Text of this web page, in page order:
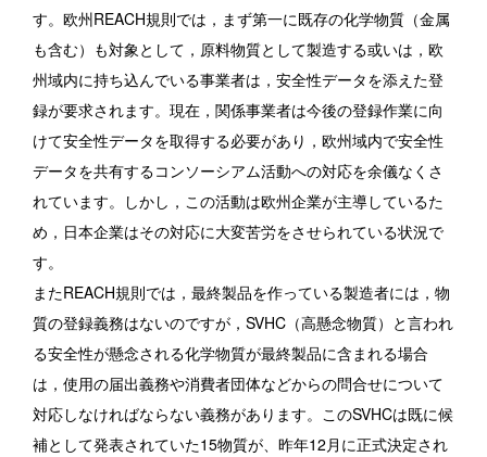
す。欧州REACH規則では，まず第一に既存の化学物質（金属
も含む）も対象として，原料物質として製造する或いは，欧
州域内に持ち込んでいる事業者は，安全性データを添えた登
録が要求されます。現在，関係事業者は今後の登録作業に向
けて安全性データを取得する必要があり，欧州域内で安全性
データを共有するコンソーシアム活動への対応を余儀なくさ
れています。しかし，この活動は欧州企業が主導しているた
め，日本企業はその対応に大変苦労をさせられている状況で
す。
またREACH規則では，最終製品を作っている製造者には，物
質の登録義務はないのですが，SVHC（高懸念物質）と言われ
る安全性が懸念される化学物質が最終製品に含まれる場合
は，使用の届出義務や消費者団体などからの問合せについて
対応しなければならない義務があります。このSVHCは既に候
補として発表されていた15物質が、昨年12月に正式決定され